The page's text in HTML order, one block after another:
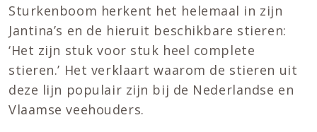
Sturkenboom herkent het helemaal in zijn
Jantina’s en de hieruit beschikbare stieren:
‘Het zijn stuk voor stuk heel complete
stieren.’ Het verklaart waarom de stieren uit
deze lijn populair zijn bij de Nederlandse en
Vlaamse veehouders.